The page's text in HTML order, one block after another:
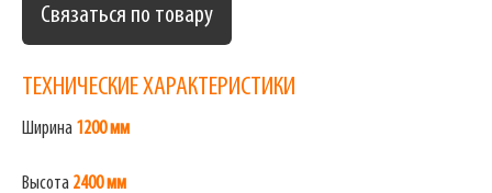
Связаться по товару
ТЕХНИЧЕСКИЕ ХАРАКТЕРИСТИКИ
Ширина 1200 мм
Высота 2400 мм